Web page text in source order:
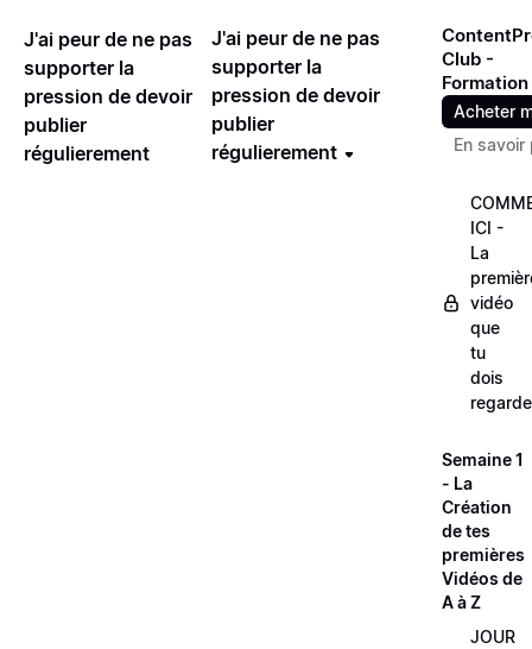
J'ai peur de ne pas
supporter la
pression de devoir
publier
régulierement
J'ai peur de ne pas
supporter la
pression de devoir
publier
régulierement
Club -
Formation
Acheter
En savoir
ICI -
La
vidéo
que
tu
dois
Semaine 1
- La
Création
de tes
premières
Vidéos de
A à Z
JOUR